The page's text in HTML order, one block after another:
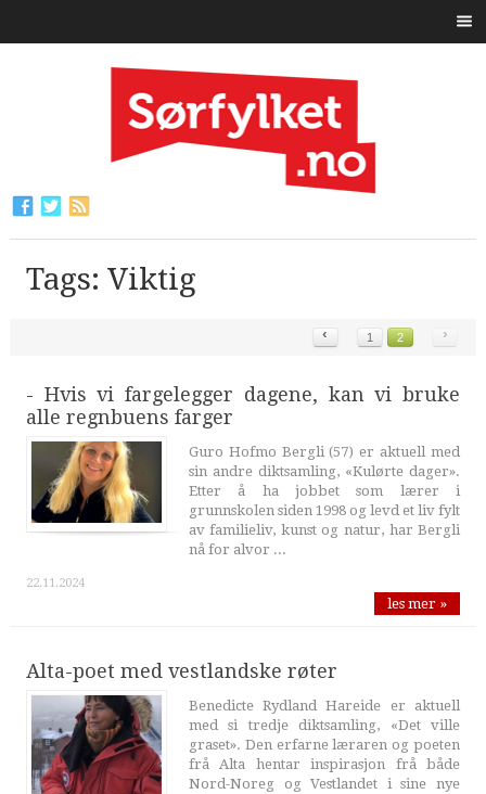
Tags: Viktig
‹ 1 2 ›
- Hvis vi fargelegger dagene, kan vi bruke
alle regnbuens farger
Guro Hofmo Bergli (57) er aktuell med
sin andre diktsamling, «Kulørte dager».
Etter å ha jobbet som lærer i
grunnskolen siden 1998 og levd et liv fylt
av familieliv, kunst og natur, har Bergli
nå for alvor ...
22.11.2024
les mer »
Alta-poet med vestlandske røter
Benedicte Rydland Hareide er aktuell
med si tredje diktsamling, «Det ville
graset». Den erfarne læraren og poeten
frå Alta hentar inspirasjon frå både
Nord-Noreg og Vestlandet i sine nye